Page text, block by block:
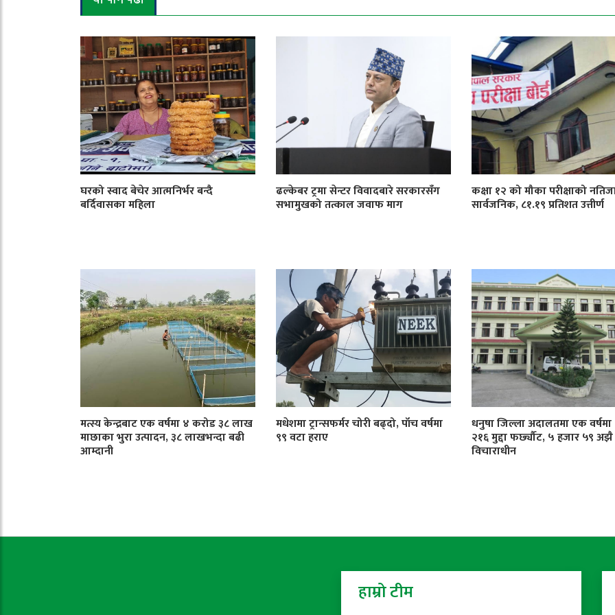
घरको स्वाद बेचेर आत्मनिर्भर बन्दै
बर्दिवासका महिला
ढल्केबर ट्रमा सेन्टर विवादबारे सरकारसँग
सभामुखको तत्काल जवाफ माग
कक्षा १२ को मौका परीक्षाको
सार्वजनिक, ८१.१९ प्रतिशत उत्तीर्ण
मत्स्य केन्द्रबाट एक वर्षमा ४ करोड ३८ लाख
माछाका भुरा उत्पादन, ३८ लाखभन्दा बढी
आम्दानी
मधेशमा ट्रान्सफर्मर चोरी बढ्दो, पाँच वर्षमा
९९ वटा हराए
धनुषा जिल्ला अदालतमा एक
२१६ मुद्दा फर्छ्यौट, ५ हजार ५९ अझै
विचाराधीन
हाम्रो टीम